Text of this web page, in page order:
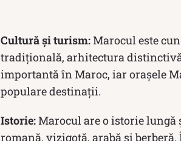
Cultură și turism:Marocul este
tradițională, arhitectura
importantă în Maroc, iar orașele
populare destinații.
Istorie:Marocul are o istorie lungă
romană, vizigotă, arabă și